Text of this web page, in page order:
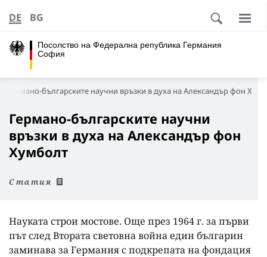
Посолство на Федерална република Германия
София
DE BG
Германо-българските научни връзки в духа на Александър фон
Германо-българските научни
връзки в духа на Александър фон
Хумболт
Статия
Науката строи мостове. Още през 1964 г. за първи
път след Втората световна война един българин
заминава за Германия с подкрепата на фондация